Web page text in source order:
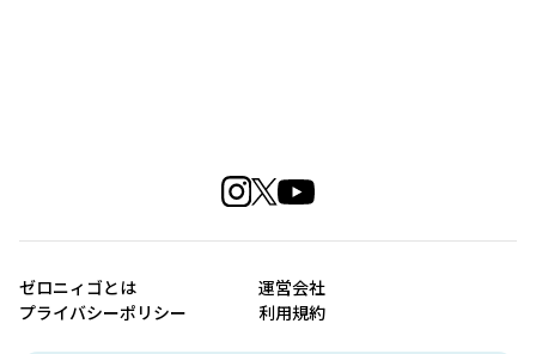
ゼロニィゴとは
運営会社
プライバシーポリシー
利用規約